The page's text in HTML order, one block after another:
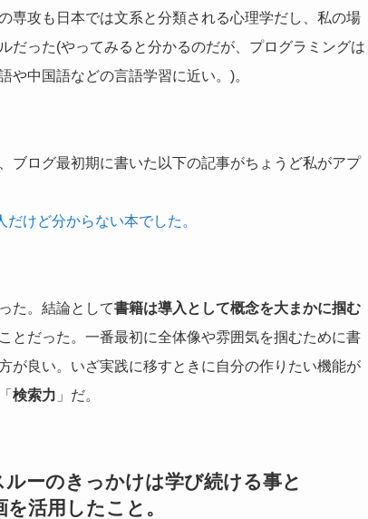
専攻も日本では文系と分類される心理学だし、私の場
だった(やってみると分かるのだが、プログラミングは
中国語などの言語学習に近い。)。
ブログ最初期に書いた以下の記事がちょうど私がアプ
けど分からない本でした。
た。結論として書籍は導入として概念を大まかに掴む
とだった。一番最初に全体像や雰囲気を掴むために書
が良い。いざ実践に移すときに自分の作りたい機能が
検索力 」だ。
ルーのきっかけは学び続ける事と
活用したこと。